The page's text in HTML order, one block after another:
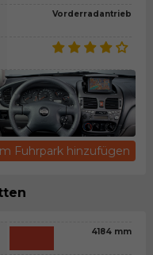
Vorderradantrieb
Fuhrpark hinzufügen
4184 mm